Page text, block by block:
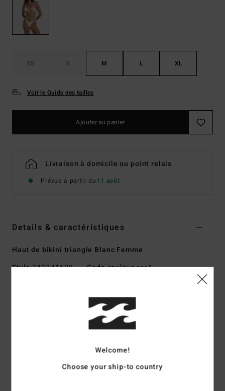
XS S M L XL
Voir le Guide des tailles
Ajouter au panier
Livraison à domicile ou point relais
Prévue à partir du11 août
Details & caractéristiques
Haut de bikini triangle Blanc Femme
Style24O141608 Code couleurscs1
Mélange de nylon et d'élasthanne recyclés
Recouvrement moyen du buste
Liens à nouer centrés dans le dos pour un parfait
Welcome!
Choose your ship-to country